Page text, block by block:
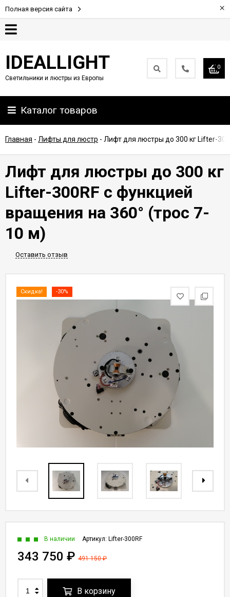
Полная версия сайта ×
Партнерам
Доставка
IDEALLIGHT
Светильники и люстры из Европы
0
Каталог товаров
Главная - Лифты для люстр - Лифт для люстры до 300 кг Lifter-
Лифт для люстры до 300 кг
Lifter-300RF с функцией
вращения на 360° (трос 7-
10 м)
Оставить отзыв
Скидка! -30%
Артикул: Lifter-300RF
В наличии
343 750 ₽ 491 150₽
В корзину